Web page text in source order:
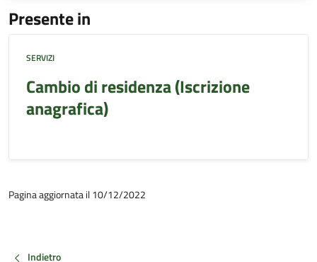
Presente in
SERVIZI
Cambio di residenza (Iscrizione
anagrafica)
Pagina aggiornata il 10/12/2022
Indietro